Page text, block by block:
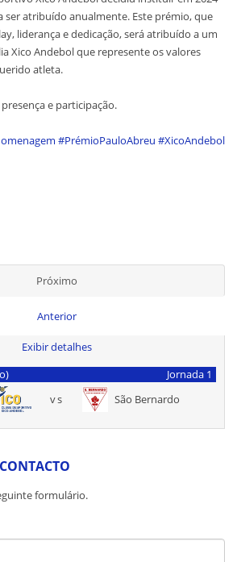
ser atribuído anualmente. Este prémio, que
liderança e dedicação, será atribuído a um
Xico Andebol que represente os valores
atleta.
e participação.
#PrémioPauloAbreu #XicoAndebol
Próximo
Anterior
Exibir detalhes
Jornada 1
vs São Bernardo
formulário.